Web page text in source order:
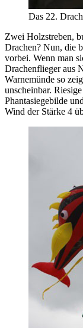
Das 22.
Zwei Holzstreben,
Drachen? Nun, die
vorbei. Wenn man
Drachenflieger aus
Warnemünde so
unscheinbar.
Phantasiegebilde
Wind der Stärke 4